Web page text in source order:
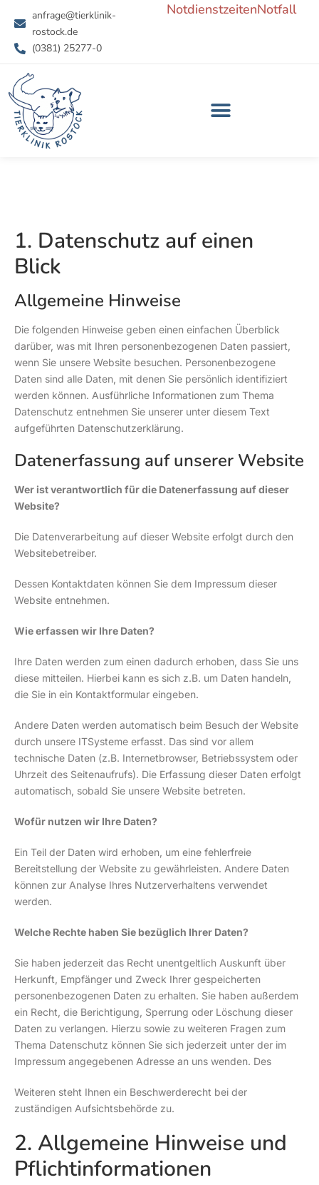
Inhalt
springen
anfrage@tierklinik-
rostock.de
(0381) 25277-0
NotdienstzeitenNotfall
1. Datenschutz auf einen
Blick
Allgemeine Hinweise
Die folgenden Hinweise geben einen einfachen Überblick
darüber, was mit Ihren personenbezogenen Daten passiert,
wenn Sie unsere Website besuchen. Personenbezogene
Daten sind alle Daten, mit denen Sie persönlich identifiziert
werden können. Ausführliche Informationen zum Thema
Datenschutz entnehmen Sie unserer unter diesem Text
aufgeführten Datenschutzerklärung.
Datenerfassung auf unserer Website
Wer ist verantwortlich für die Datenerfassung auf dieser
Website?
Die Datenverarbeitung auf dieser Website erfolgt durch den
Websitebetreiber.
Dessen Kontaktdaten können Sie dem Impressum dieser
Website entnehmen.
Wie erfassen wir Ihre Daten?
Ihre Daten werden zum einen dadurch erhoben, dass Sie uns
diese mitteilen. Hierbei kann es sich z.B. um Daten handeln,
die Sie in ein Kontaktformular eingeben.
Andere Daten werden automatisch beim Besuch der Website
durch unsere ITSysteme erfasst. Das sind vor allem
technische Daten (z.B. Internetbrowser, Betriebssystem oder
Uhrzeit des Seitenaufrufs). Die Erfassung dieser Daten erfolgt
automatisch, sobald Sie unsere Website betreten.
Wofür nutzen wir Ihre Daten?
Ein Teil der Daten wird erhoben, um eine fehlerfreie
Bereitstellung der Website zu gewährleisten. Andere Daten
können zur Analyse Ihres Nutzerverhaltens verwendet
werden.
Welche Rechte haben Sie bezüglich Ihrer Daten?
Sie haben jederzeit das Recht unentgeltlich Auskunft über
Herkunft, Empfänger und Zweck Ihrer gespeicherten
personenbezogenen Daten zu erhalten. Sie haben außerdem
ein Recht, die Berichtigung, Sperrung oder Löschung dieser
Daten zu verlangen. Hierzu sowie zu weiteren Fragen zum
Thema Datenschutz können Sie sich jederzeit unter der im
Impressum angegebenen Adresse an uns wenden. Des
Weiteren steht Ihnen ein Beschwerderecht bei der
zuständigen Aufsichtsbehörde zu.
2. Allgemeine Hinweise und
Pflichtinformationen